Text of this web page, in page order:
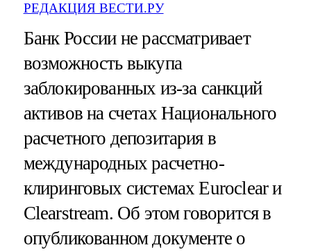
РЕДАКЦИЯ ВЕСТИ.РУ
Банк России не рассматривает
возможность выкупа
заблокированных из-за санкций
активов на счетах Национального
расчетного депозитария в
международных расчетно-
клиринговых системах Euroclear и
Clearstream. Об этом говорится в
опубликованном документе о